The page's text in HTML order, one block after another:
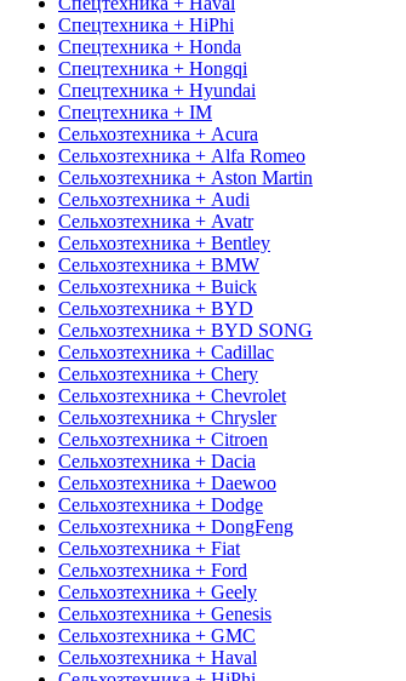
Спецтехника + HiPhi
Спецтехника + Honda
Спецтехника + Hongqi
Спецтехника + Hyundai
Спецтехника + IM
Сельхозтехника + Acura
Сельхозтехника + Alfa Romeo
Сельхозтехника + Aston Martin
Сельхозтехника + Audi
Сельхозтехника + Avatr
Сельхозтехника + Bentley
Сельхозтехника + BMW
Сельхозтехника + Buick
Сельхозтехника + BYD
Сельхозтехника + BYD SONG
Сельхозтехника + Cadillac
Сельхозтехника + Chery
Сельхозтехника + Chevrolet
Сельхозтехника + Chrysler
Сельхозтехника + Citroen
Сельхозтехника + Dacia
Сельхозтехника + Daewoo
Сельхозтехника + Dodge
Сельхозтехника + DongFeng
Сельхозтехника + Fiat
Сельхозтехника + Ford
Сельхозтехника + Geely
Сельхозтехника + Genesis
Сельхозтехника + GMC
Сельхозтехника + Haval